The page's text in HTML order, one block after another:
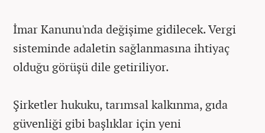
İmar Kanunu'nda değişime gidilecek. Vergi
sisteminde adaletin sağlanmasına ihtiyaç
olduğu görüşü dile getiriliyor.
Şirketler hukuku, tarımsal kalkınma, gıda
güvenliği gibi başlıklar için yeni